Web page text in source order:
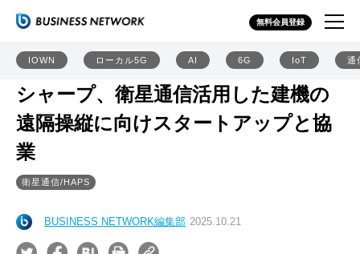
無料会員登録
IOWN ローカル5G AI 6G IoT 通
シャープ、衛星通信活用した建機の
遠隔操縦に向けスタートアップと協
業
衛星通信/HAPS
BUSINESS NETWORK編集部 2025.10.21